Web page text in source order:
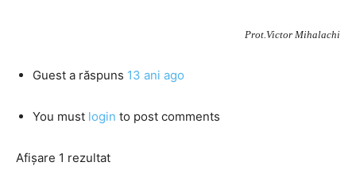
Prot.Victor Mihalachi
Guest a răspuns 13 ani ago
You must login to post comments
Afișare 1 rezultat